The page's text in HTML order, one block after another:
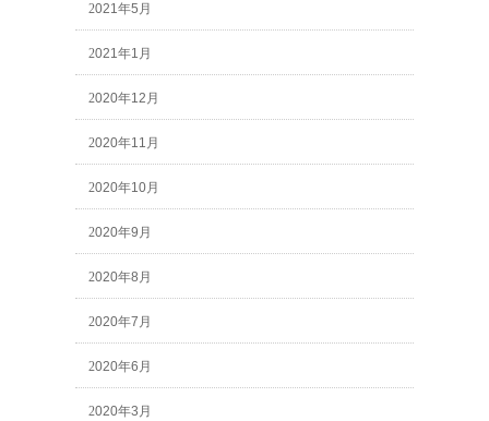
2021年5月
2021年1月
2020年12月
2020年11月
2020年10月
2020年9月
2020年8月
2020年7月
2020年6月
2020年3月